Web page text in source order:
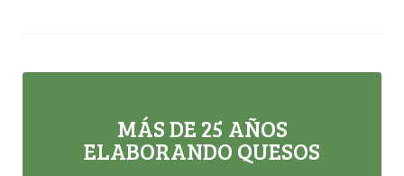
MÁS DE 25 AÑOS
ELABORANDO QUESOS